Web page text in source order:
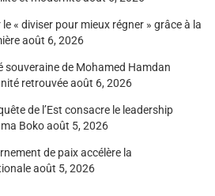
« diviser pour mieux régner » grâce à la
août 6, 2026
souveraine de Mohamed Hamdan
retrouvéeaoût 6, 2026
de l’Est consacre le leadership
Bokoaoût 5, 2026
de paix accélère la
août 5, 2026